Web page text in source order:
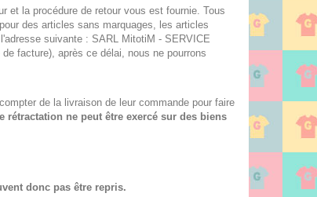
et la procédure de retour vous est fournie. Tous
des articles sans marquages, les articles
suivante : SARL MitotiM - SERVICE
facture), après ce délai, nous ne pourrons
de la livraison de leur commande pour faire
rétractation ne peut être exercé sur des biens
donc pas être repris.